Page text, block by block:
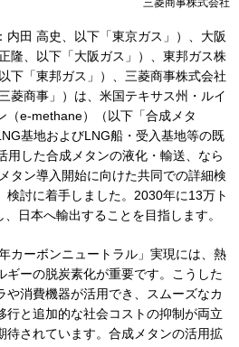
三菱商事株式会社
田 高史、以下「東京ガス」）、大阪
隆、以下「大阪ガス」）、東邦ガス株
下「東邦ガス」）、三菱商事株式会社
菱商事」）は、米国テキサス州・ルイ
（e-methane）（以下「合成メタ
基地およびLNG船・受入基地等の既
用した合成メタンの液化・輸送、なら
タン導入開始に向けた共同での詳細検
検討に着手しました。2030年に13万ト
日本へ輸出することを目指します。
カーボンニュートラル」実現には、熱
ギーの脱炭素化が重要です。こうした
や消費機器が活用でき、スムーズなカ
行と追加的な社会コストの抑制が両立
待されています。合成メタンの活用拡